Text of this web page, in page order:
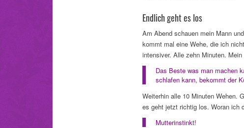
Endlich geht es los
Am Abend schauen mein Mann
kommt mal eine Wehe, die ich
intensiver. Alle zehn Minuten.
Das Beste was man machen
schlafen kann, bekommt der
Weiterhin alle 10 Minuten Wehen.
es geht jetzt richtig los. Woran ich
Mutterinstinkt!